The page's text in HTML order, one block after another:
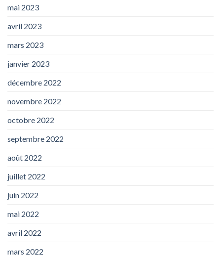
mai 2023
avril 2023
mars 2023
janvier 2023
décembre 2022
novembre 2022
octobre 2022
septembre 2022
août 2022
juillet 2022
juin 2022
mai 2022
avril 2022
mars 2022